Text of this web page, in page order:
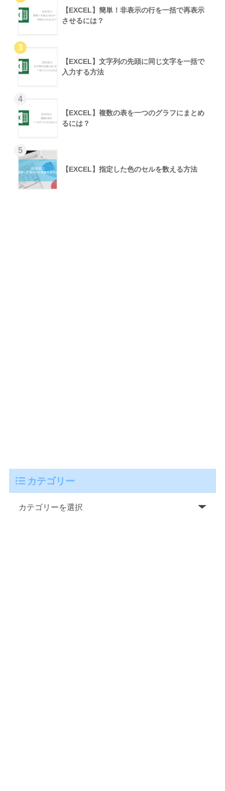
【EXCEL】簡単！非表示の行を一括で再表示
させるには？
【EXCEL】文字列の先頭に同じ文字を一括で
入力する方法
【EXCEL】複数の表を一つのグラフにまとめ
るには？
【EXCEL】指定した色のセルを数える方法
カテゴリー